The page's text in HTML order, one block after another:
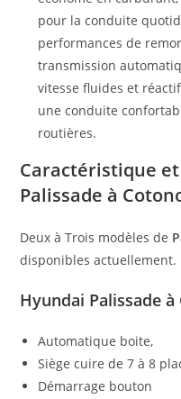
pour la conduite
performances de
transmission
vitesse fluides et
une conduite
routières.
Caractéristique
Palissade à
Deux à Trois modèles de
disponibles actuellement.
Hyundai Palissade à
Automatique boite,
Siège cuire de 7 à 8
Démarrage bouton